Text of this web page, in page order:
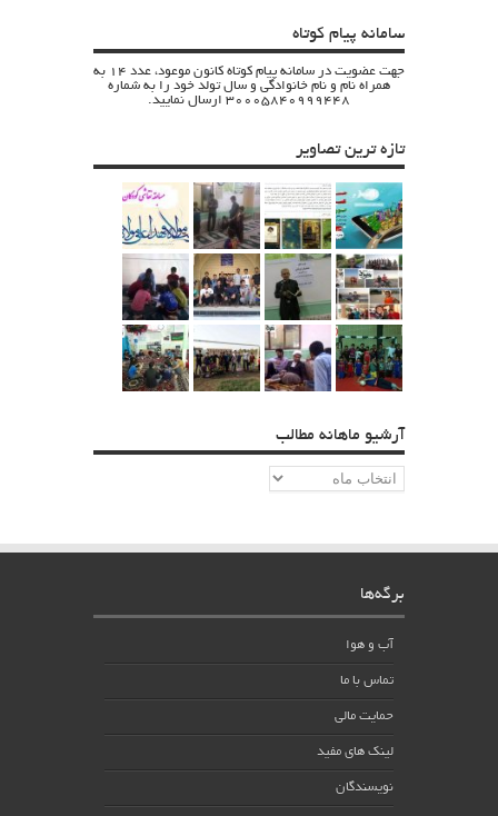
سامانه پیام کوتاه
جهت عضویت در سامانه پیام کوتاه کانون موعود، عدد 14 به
همراه نام و نام خانوادگی و سال تولد خود را به شماره
30005840999448 ارسال نمایید.
تازه ترین تصاویر
آرشیو ماهانه مطالب
آرشیو
ماهانه
برگه‌ها
آب و هوا
تماس با ما
حمایت مالی
لینک های مفید
نویسندگان